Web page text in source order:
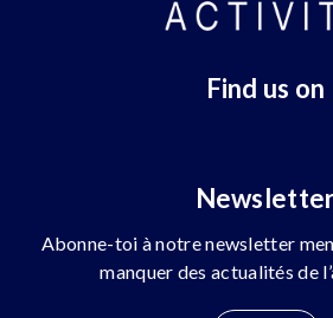
Find us on
Abonne-toi à notre newsletter
manquer des actualités de